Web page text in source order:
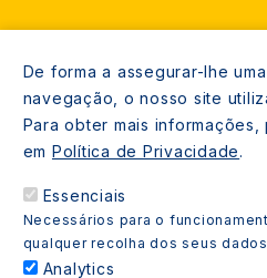
800206770 (gratuito
Contacte-nos
Espaços de atendimento
Livro Amarelo
De forma a assegurar-lhe
navegação, o nosso site
Para obter mais
em Política de Privacidade.
Essenciais
Necessários para o
qualquer recolha dos seus
Analytics